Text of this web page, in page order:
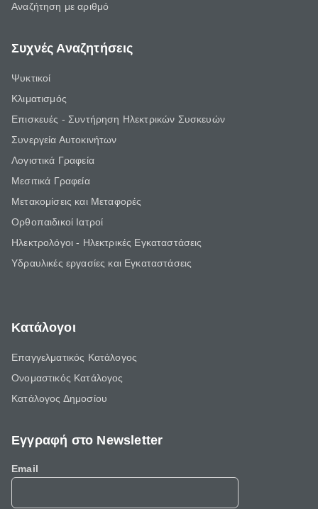
Αναζήτηση με αριθμό
Συχνές Αναζητήσεις
Ψυκτικοί
Κλιματισμός
Επισκευές - Συντήρηση Ηλεκτρικών Συσκευών
Συνεργεία Αυτοκινήτων
Λογιστικά Γραφεία
Μεσιτικά Γραφεία
Μετακομίσεις και Μεταφορές
Ορθοπαιδικοί Ιατροί
Ηλεκτρολόγοι - Ηλεκτρικές Εγκαταστάσεις
Υδραυλικές εργασίες και Εγκαταστάσεις
Κατάλογοι
Επαγγελματικός Κατάλογος
Ονομαστικός Κατάλογος
Κατάλογος Δημοσίου
Εγγραφή στο Newsletter
Email